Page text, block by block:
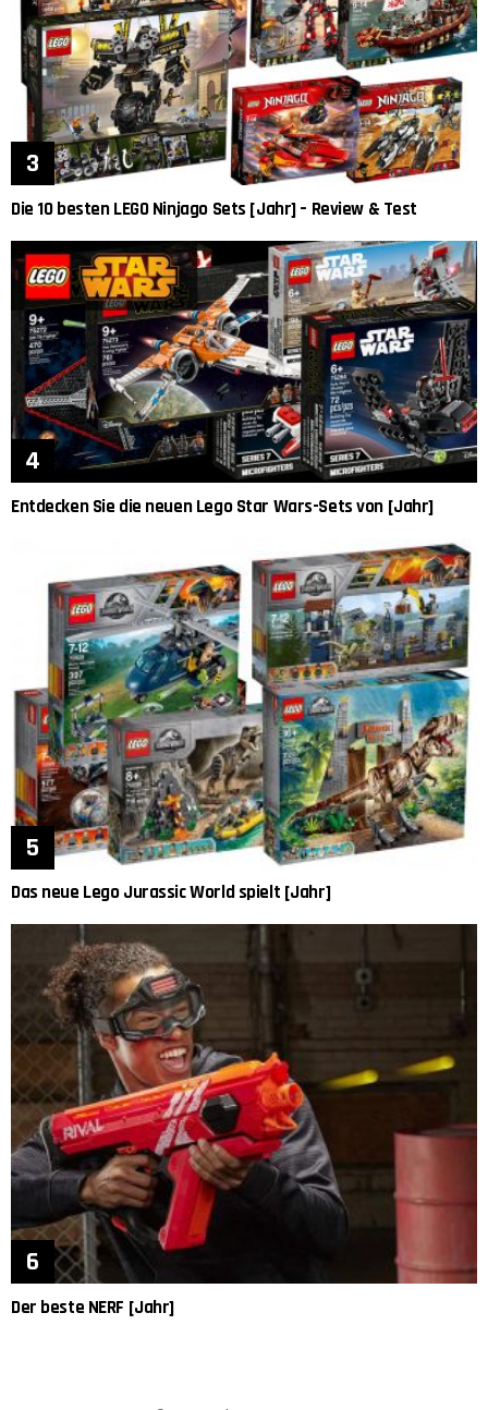
Die 10 besten LEGO Ninjago Sets [Jahr] – Review & Test
Entdecken Sie die neuen Lego Star Wars-Sets von [Jahr]
Das neue Lego Jurassic World spielt [Jahr]
Der beste NERF [Jahr]